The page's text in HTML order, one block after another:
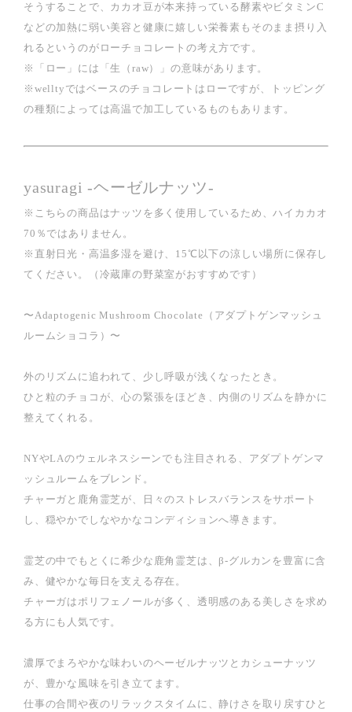
そうすることで、カカオ豆が本来持っている酵素やビタミンC
などの加熱に弱い美容と健康に嬉しい栄養素もそのまま摂り入
れるというのがローチョコレートの考え方です。
※「ロー」には「生（raw）」の意味があります。
※welltyではベースのチョコレートはローですが、トッピング
の種類によっては高温で加工しているものもあります。
yasuragi -ヘーゼルナッツ-
※こちらの商品はナッツを多く使用しているため、ハイカカオ
70％ではありません。
※直射日光・高温多湿を避け、15℃以下の涼しい場所に保存し
てください。（冷蔵庫の野菜室がおすすめです）
〜Adaptogenic Mushroom Chocolate（アダプトゲンマッシュ
ルームショコラ）〜
外のリズムに追われて、少し呼吸が浅くなったとき。
ひと粒のチョコが、心の緊張をほどき、内側のリズムを静かに
整えてくれる。
NYやLAのウェルネスシーンでも注目される、アダプトゲンマ
ッシュルームをブレンド。
チャーガと鹿角霊芝が、日々のストレスバランスをサポート
し、穏やかでしなやかなコンディションへ導きます。
霊芝の中でもとくに希少な鹿角霊芝は、β-グルカンを豊富に含
み、健やかな毎日を支える存在。
チャーガはポリフェノールが多く、透明感のある美しさを求め
る方にも人気です。
濃厚でまろやかな味わいのヘーゼルナッツとカシューナッツ
が、豊かな風味を引き立てます。
仕事の合間や夜のリラックスタイムに、静けさを取り戻すひと